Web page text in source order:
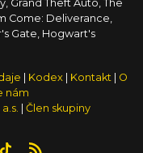
Grand Theft Auto, The
Come: Deliverance,
Gate, Hogwart's
Kodex Kontakt
O
nám
Člen skupiny